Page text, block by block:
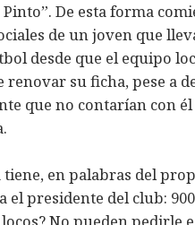
De esta forma
de un joven que
desde que el equipo
renovar su ficha, pese a
que no contarían con él
tiene, en palabras del
el presidente del club: